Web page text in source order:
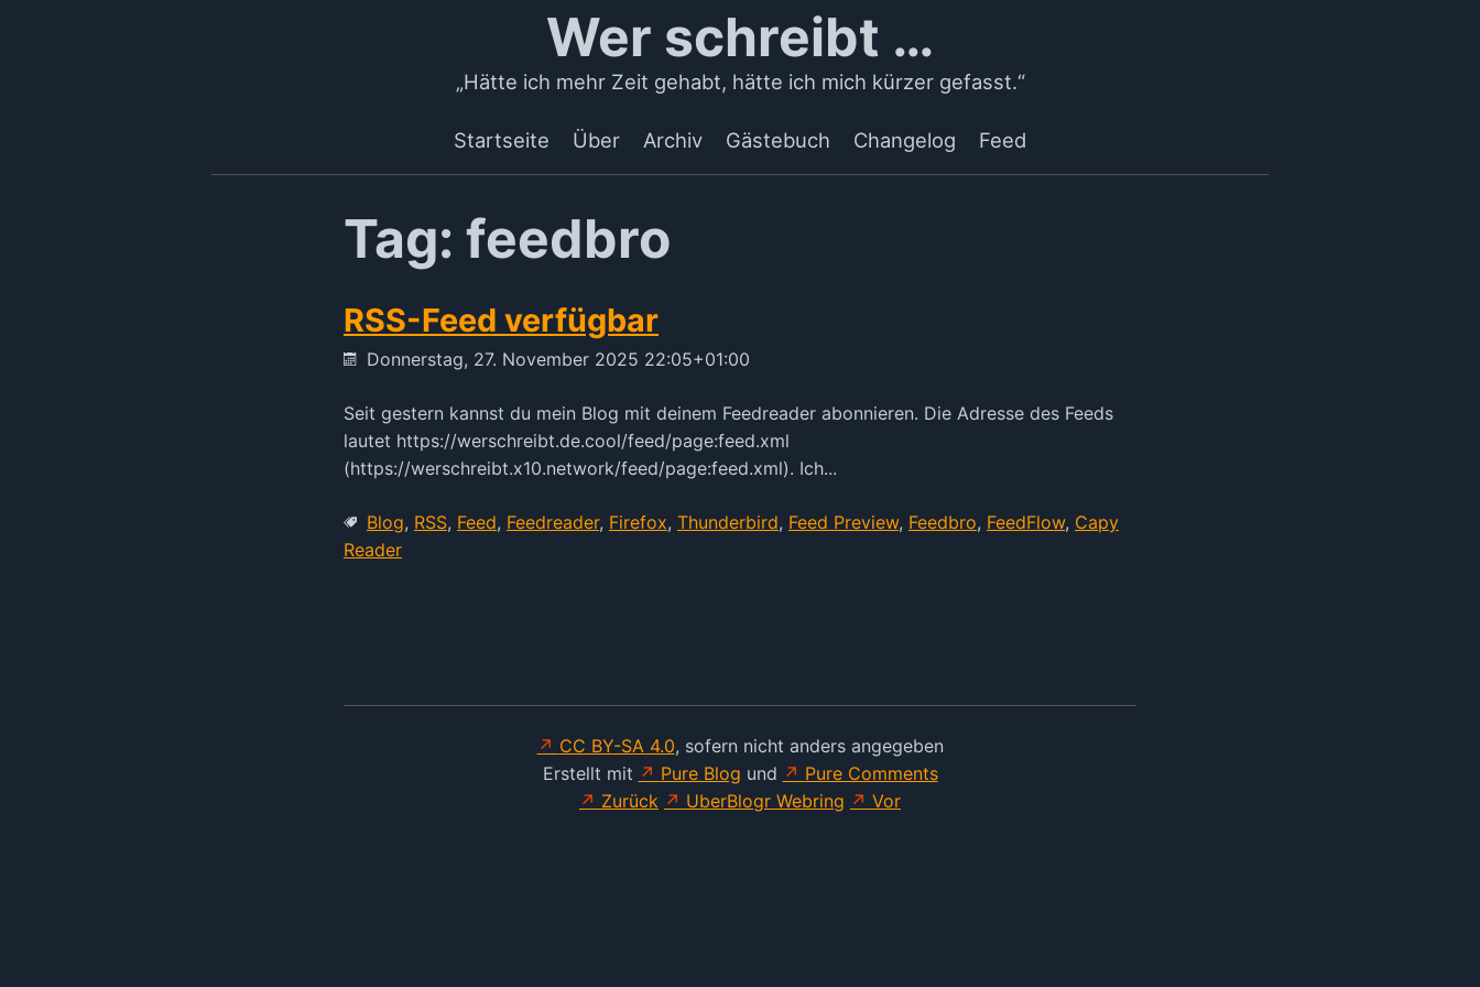
Wer schreibt …
„Hätte ich mehr Zeit gehabt, hätte ich mich kürzer gefasst.“
Startseite Über Archiv Gästebuch Changelog Feed
Tag: feedbro
RSS-Feed verfügbar
Donnerstag, 27. November 2025 22:05+01:00
Seit gestern kannst du mein Blog mit deinem Feedreader abonnieren. Die Adresse des Feeds
lautet https://werschreibt.de.cool/feed/page:feed.xml
(https://werschreibt.x10.network/feed/page:feed.xml). Ich...
Blog, RSS, Feed, Feedreader, Firefox, Thunderbird, Feed Preview, Feedbro, FeedFlow, Capy
Reader
CC BY-SA 4.0, sofern nicht anders angegeben
Erstellt mit
Pure Blog und
Pure Comments
Zurück
UberBlogr Webring Vor